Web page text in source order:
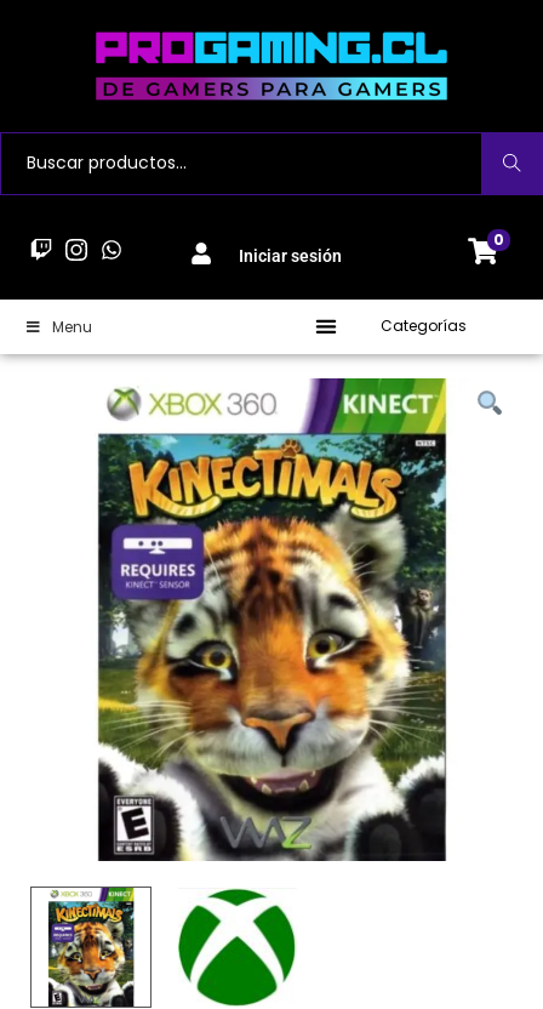
Buscar
Iniciar sesión
0
Menu Categorías